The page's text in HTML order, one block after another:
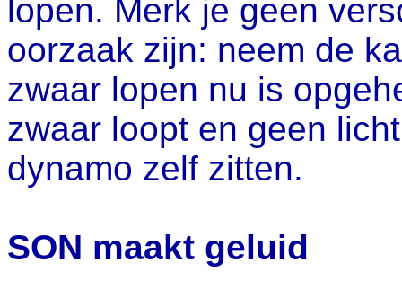
lopen. Merk je geen
oorzaak zijn: neem de
zwaar lopen nu is
zwaar loopt en geen
dynamo zelf zitten.
SON maakt geluid